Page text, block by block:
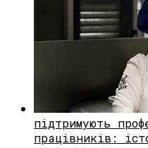
підтримують
працівників: